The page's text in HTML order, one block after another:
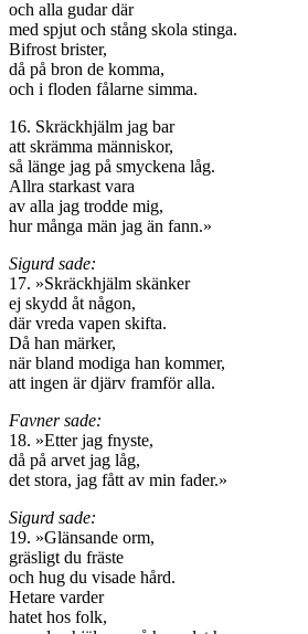
och alla gudar där
med spjut och stång skola stinga.
Bifrost brister,
då på bron de komma,
och i floden fålarne simma.
16. Skräckhjälm jag bar
att skrämma människor,
så länge jag på smyckena låg.
Allra starkast vara
av alla jag trodde mig,
hur många män jag än fann.»
Sigurd sade:
17. »Skräckhjälm skänker
ej skydd åt någon,
där vreda vapen skifta.
Då han märker,
när bland modiga han kommer,
att ingen är djärv framför alla.
Favner sade:
18. »Etter jag fnyste,
då på arvet jag låg,
det stora, jag fått av min fader.»
Sigurd sade:
19. »Glänsande orm,
gräsligt du fräste
och hug du visade hård.
Hetare varder
hatet hos folk,